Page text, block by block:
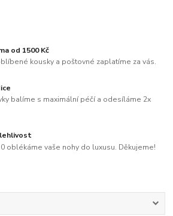
od 1500 Kč
kousky a poštovné zaplatíme za vás.
balíme s maximální péčí a odesíláme 2x
oblékáme vaše nohy do luxusu. Děkujeme!